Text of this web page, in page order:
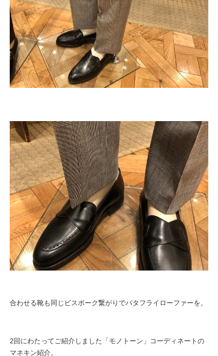
合わせる靴も同じビスポーク繋がりでバタフライローファーを。
2回にわたってご紹介しました「モノトーン」コーディネートの
マネキン紹介。